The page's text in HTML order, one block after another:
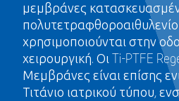
μεμβράνες
χρησιμοποιούνται στην
χειρουργική. Οι Ti-PTFE
Μεμβράνες είναι επίσης
Τιτάνιο ιατρικού τύπου,